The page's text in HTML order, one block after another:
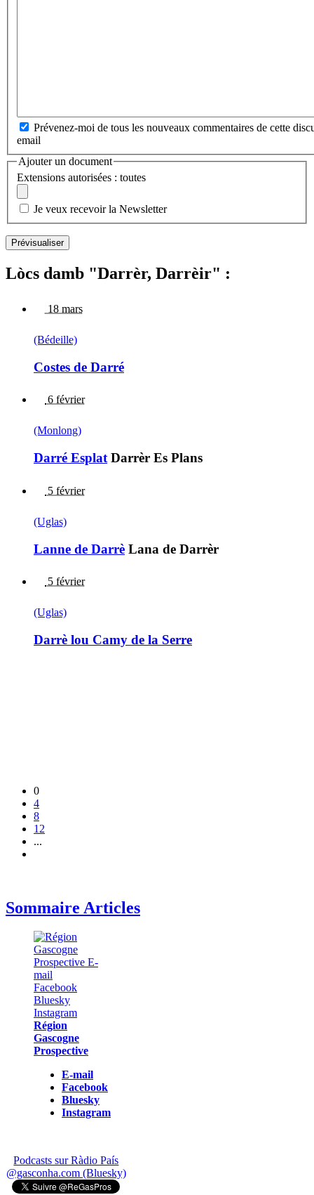
Prévenez-moi de tous les nouveaux commentaires de cette
email
Ajouter un document
Extensions autorisées : toutes
Je veux recevoir la Newsletter
Lòcs damb "Darrèr, Darrèir" :
18 mars
(Bédeille)
Costes de Darré
6 février
(Monlong)
Darré Esplat Darrèr Es Plans
5 février
(Uglas)
Lanne de Darrè Lana de Darrèr
5 février
(Uglas)
Darrè lou Camy de la Serre
0
4
8
12
...
Sommaire Articles
Région
Gascogne
Prospective
E-mail
Facebook
Bluesky
Instagram
Podcasts sur Ràdio País
@gasconha.com (Bluesky)